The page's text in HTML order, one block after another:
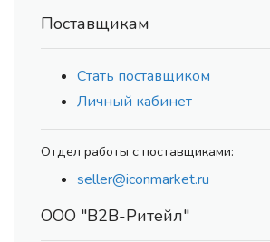
Поставщикам
Стать поставщиком
Личный кабинет
Отдел работы с поставщиками:
seller@iconmarket.ru
ООО "В2В-Ритейл"